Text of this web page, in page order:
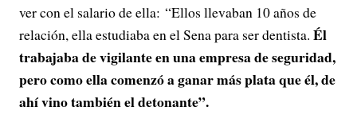
ver con el salario de ella: “Ellos llevaban 10 años de
relación, ella estudiaba en el Sena para ser dentista. Él
trabajaba de vigilante en una empresa de seguridad,
pero como ella comenzó a ganar más plata que él, de
ahí vino también el detonante”.